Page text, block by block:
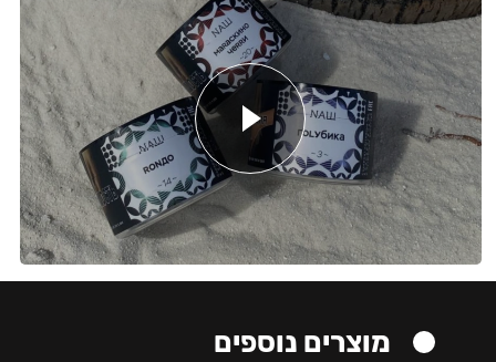
מוצרים נוספים